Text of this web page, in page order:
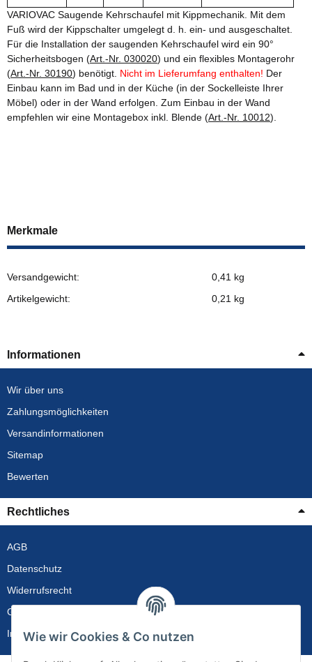
VARIOVAC Saugende Kehrschaufel mit Kippmechanik. Mit dem
Fuß wird der Kippschalter umgelegt d. h. ein- und ausgeschaltet.
Für die Installation der saugenden Kehrschaufel wird ein 90°
Sicherheitsbogen (Art.-Nr. 030020) und ein flexibles Montagerohr
(Art.-Nr. 30190) benötigt. Nicht im Lieferumfang enthalten! Der
Einbau kann im Bad und in der Küche (in der Sockelleiste Ihrer
Möbel) oder in der Wand erfolgen. Zum Einbau in der Wand
empfehlen wir eine Montagebox inkl. Blende (Art.-Nr. 10012).
Merkmale
Versandgewicht:
0,41 kg
Artikelgewicht:
0,21 kg
Informationen
Wir über uns
Zahlungsmöglichkeiten
Versandinformationen
Sitemap
Bewerten
Rechtliches
AGB
Datenschutz
Widerrufsrecht
Gewährleistung
Impressum
Wie wir Cookies & Co nutzen